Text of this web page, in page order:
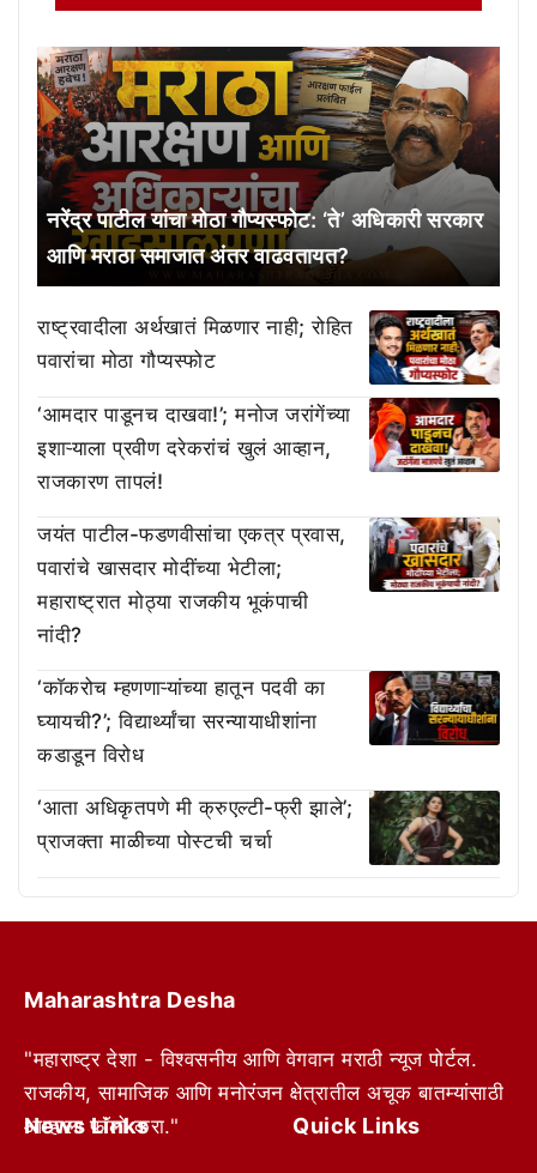
नरेंद्र पाटील यांचा मोठा गौप्यस्फोट: ‘ते’ अधिकारी सरकार
आणि मराठा समाजात अंतर वाढवतायत?
राष्ट्रवादीला अर्थखातं मिळणार नाही; रोहित
पवारांचा मोठा गौप्यस्फोट
‘आमदार पाडूनच दाखवा!’; मनोज जरांगेंच्या
इशाऱ्याला प्रवीण दरेकरांचं खुलं आव्हान,
राजकारण तापलं!
जयंत पाटील-फडणवीसांचा एकत्र प्रवास,
पवारांचे खासदार मोदींच्या भेटीला;
महाराष्ट्रात मोठ्या राजकीय भूकंपाची
नांदी?
‘काॅकरोच म्हणणाऱ्यांच्या हातून पदवी का
घ्यायची?’; विद्यार्थ्यांचा सरन्यायाधीशांना
कडाडून विरोध
‘आता अधिकृतपणे मी क्रुएल्टी-फ्री झाले’;
प्राजक्ता माळीच्या पोस्टची चर्चा
Maharashtra Desha
"महाराष्ट्र देशा - विश्वसनीय आणि वेगवान मराठी न्यूज पोर्टल.
राजकीय, सामाजिक आणि मनोरंजन क्षेत्रातील अचूक बातम्यांसाठी
आम्हाला फॉलो करा."
News Links Quick Links